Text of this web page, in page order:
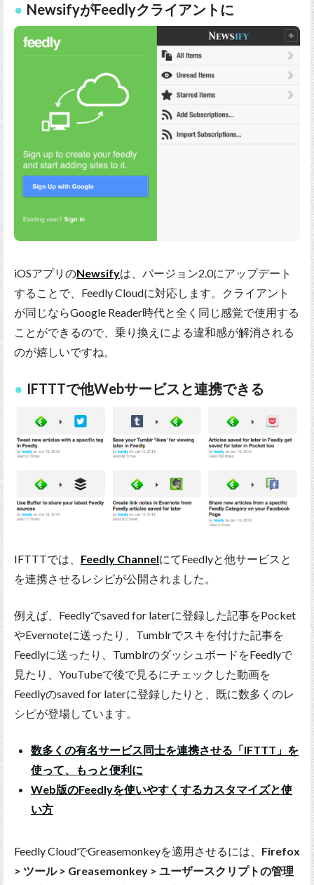
NewsifyがFeedlyクライアントに
iOSアプリのNewsifyは、バージョン2.0にアップデート
することで、Feedly Cloudに対応します。クライアント
が同じならGoogle Reader時代と全く同じ感覚で使用する
ことができるので、乗り換えによる違和感が解消される
のが嬉しいですね。
IFTTTで他Webサービスと連携できる
IFTTTでは、 Feedly ChannelにてFeedlyと他サービスと
を連携させるレシピが公開されました。
例えば、Feedlyでsaved for laterに登録した記事をPocket
やEvernoteに送ったり、Tumblrでスキを付けた記事を
Feedlyに送ったり、TumblrのダッシュボードをFeedlyで
見たり、YouTubeで後で見るにチェックした動画を
Feedlyのsaved for laterに登録したりと、既に数多くのレ
シピが登場しています。
数多くの有名サービス同士を連携させる「IFTTT」を
使って、もっと便利に
Web版のFeedlyを使いやすくするカスタマイズと使
い方
Feedly CloudでGreasemonkeyを適用させるには、 Firefox
> ツール > Greasemonkey > ユーザースクリプトの管理